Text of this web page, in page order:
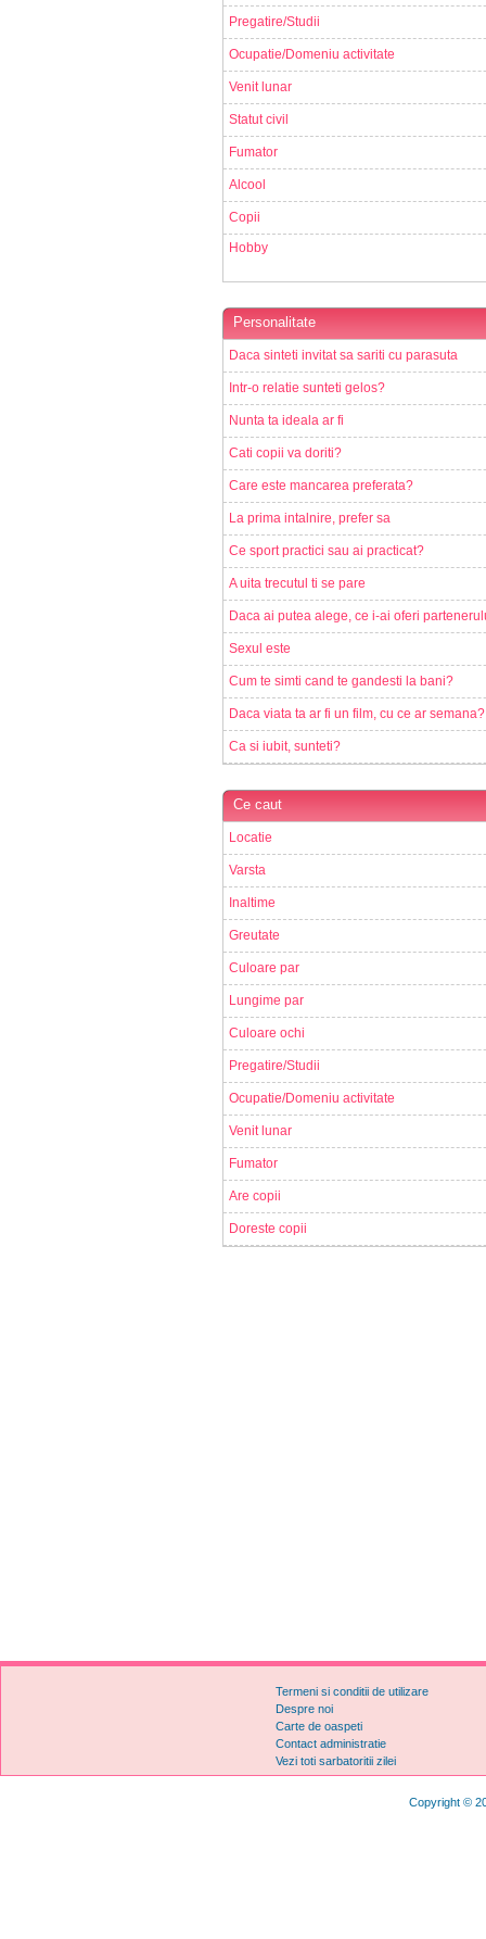
Pregatire/Studii
Ocupatie/Domeniu activitate
Venit lunar
Statut civil
Fumator
Alcool
Copii
Hobby
Personalitate
Daca sinteti invitat sa sariti cu parasuta
Intr-o relatie sunteti gelos?
Nunta ta ideala ar fi
Cati copii va doriti?
Care este mancarea preferata?
La prima intalnire, prefer sa
Ce sport practici sau ai practicat?
A uita trecutul ti se pare
Daca ai putea alege, ce i-ai oferi
Sexul este
Cum te simti cand te gandesti la bani?
Daca viata ta ar fi un film, cu ce ar semana?
Ca si iubit, sunteti?
Ce caut
Locatie
Varsta
Inaltime
Greutate
Culoare par
Lungime par
Culoare ochi
Pregatire/Studii
Ocupatie/Domeniu activitate
Venit lunar
Fumator
Are copii
Doreste copii
Termeni si conditii de utilizare
Despre noi
Carte de oaspeti
Contact administratie
Vezi toti sarbatoritii zilei
Copyright ©